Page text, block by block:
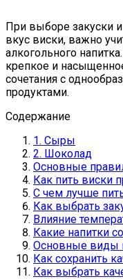
При выборе закуски
вкус виски, важно
алкогольного
крепкое и
сочетания с
продуктами.
Содержание
1. Сыры
2. Шоколад
Основные
Как пить виски
С чем лучше
Как выбрать
Влияние
Какие напитки
Основные виды
Как сохранить
Как выбрать